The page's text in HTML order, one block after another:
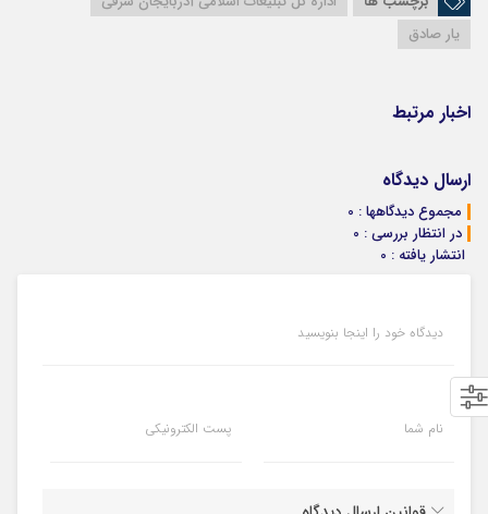
یار صادق
اخبار مرتبط
ارسال دیدگاه
مجموع دیدگاهها : 0
در انتظار بررسی : 0
انتشار یافته : 0
دیدگاه خود را اینجا بنویسید
نام شما پست الکترونیکی